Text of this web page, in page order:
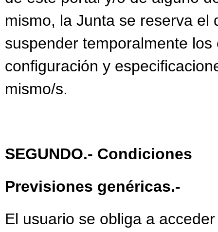
PROGRAMACIÓN
PROGRAMACIÓN
PROGRAMACIÓN
PROGRAMACIÓN
PROGRAMACIÓN
PROTECCIÓN DE
PROYECTO
mismo, la Junta se reserva el
suspender temporalmente
configuración y
mismo/s.
SEGUNDO.- Condiciones
Previsiones genéricas.-
El usuario se obliga a